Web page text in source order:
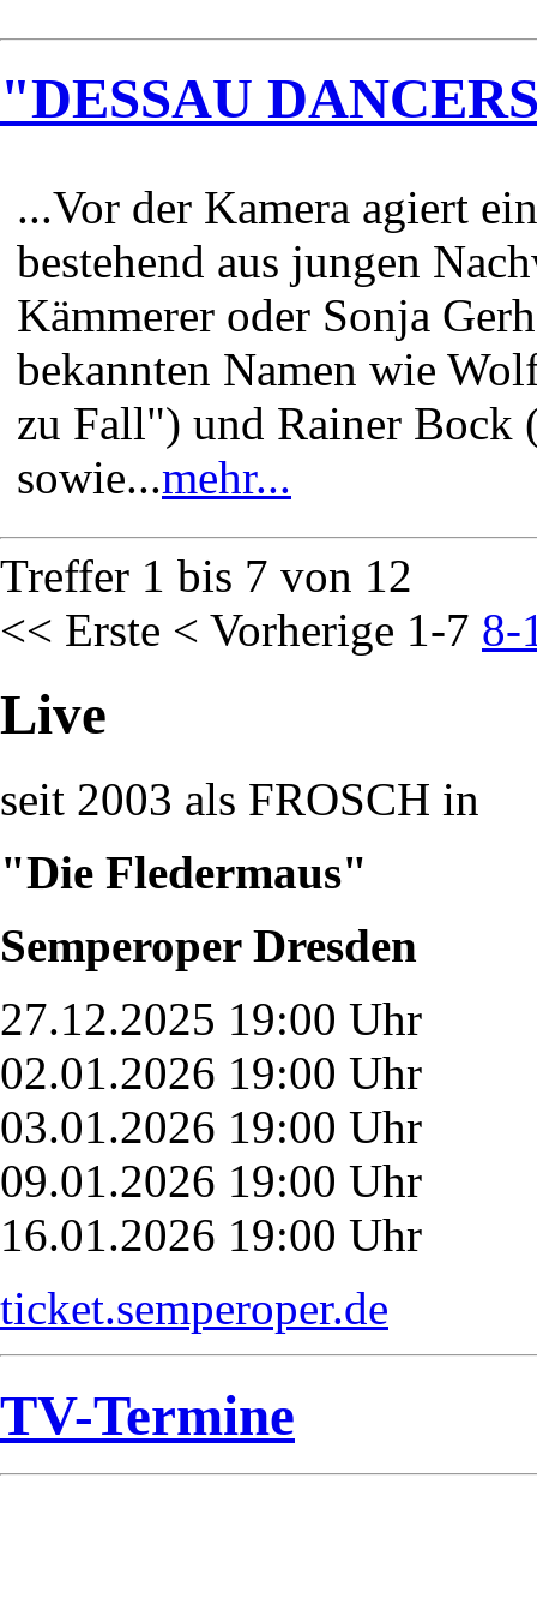
"DESSAU
...Vor der Kamera agiert
bestehend aus jungen
Kämmerer oder Sonja
bekannten Namen wie
zu Fall") und Rainer Bock
sowie...mehr...
Treffer 1 bis 7 von 12
<< Erste < Vorherige 1-7 8-
Live
seit 2003 als FROSCH in
"Die Fledermaus"
Semperoper Dresden
27.12.2025 19:00 Uhr
02.01.2026 19:00 Uhr
03.01.2026 19:00 Uhr
09.01.2026 19:00 Uhr
16.01.2026 19:00 Uhr
ticket.semperoper.de
TV-Termine